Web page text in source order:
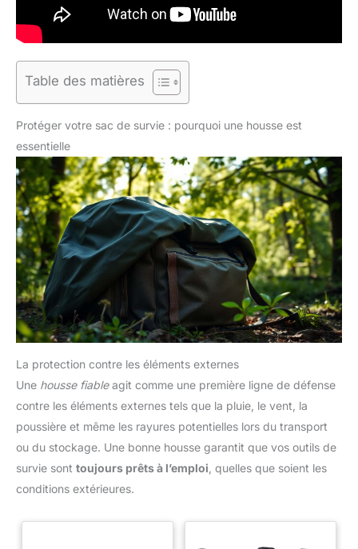
Table des matières
Protéger votre sac de survie : pourquoi une housse est
essentielle
La protection contre les éléments externes
Une housse fiableagit comme une première ligne de défense
contre les éléments externes tels que la pluie, le vent, la
poussière et même les rayures potentielles lors du transport
ou du stockage. Une bonne housse garantit que vos outils de
survie sont toujours prêts à l’emploi , quelles que soient les
conditions extérieures.